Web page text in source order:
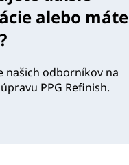
alebo máte
našich odborníkov na
PPG Refinish.